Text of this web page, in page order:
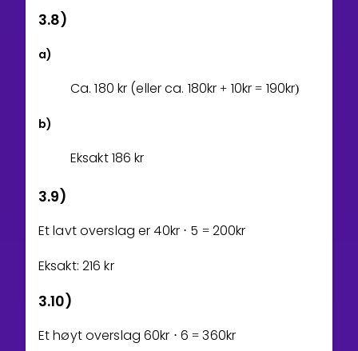
3.8)
a)
Ca.180 kr (eller ca. 180kr + 10kr = 190kr)
b)
Eksakt186 kr
3.9)
Et lavt overslag er40kr ⋅ 5 = 200kr
Eksakt: 216 kr
3.10)
Et høyt overslag60kr ⋅ 6 = 360kr